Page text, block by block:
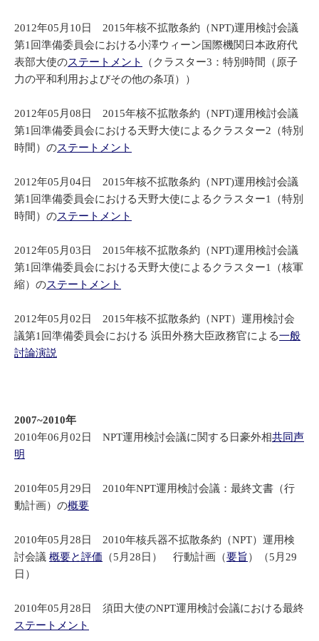
2012年05月10日 2015年核不拡散条約（NPT)運用検討会議
第1回準備委員会における小澤ウィーン国際機関日本政府代
表部大使のステートメント
（クラスター3：特別時間（原子
力の平和利用およびその他の条項））
2012年05月08日 2015年核不拡散条約（NPT)運用検討会議
第1回準備委員会における天野大使によるクラスター2（特別
時間）のステートメント
2012年05月04日 2015年核不拡散条約（NPT)運用検討会議
第1回準備委員会における天野大使によるクラスター1（特別
時間）のステートメント
2012年05月03日 2015年核不拡散条約（NPT)運用検討会議
第1回準備委員会における天野大使によるクラスター1（核軍
縮）のステートメント
2012年05月02日 2015年核不拡散条約（NPT）運用検討会
議第1回準備委員会における 浜田外務大臣政務官による一般
討論演説
2007~2010年
2010年06月02日 NPT運用検討会議に関する日豪外相共同声
明
2010年05月29日 2010年NPT運用検討会議：最終文書（行
動計画）の概要
2010年05月28日 2010年核兵器不拡散条約（NPT）運用検
討会議 概要と評価 （5月28日） 行動計画（要旨 ）（5月29
日）
2010年05月28日 須田大使のNPT運用検討会議における最終
ステートメント